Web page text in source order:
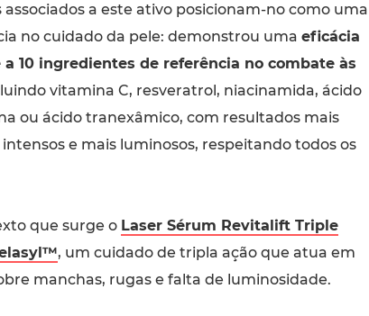
associados a este ativo posicionam-no como uma
no cuidado da pele: demonstrou uma eficácia
10 ingredientes de referência no combate às
vitamina C, resveratrol, niacinamida, ácido
ou ácido tranexâmico, com resultados mais
e mais luminosos, respeitando todos os
que surge o Laser Sérum Revitalift Triple
, um cuidado de tripla ação que atua em
manchas, rugas e falta de luminosidade.